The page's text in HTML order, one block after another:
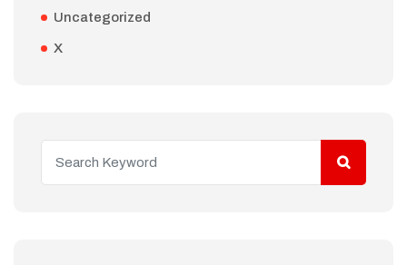
Uncategorized
X